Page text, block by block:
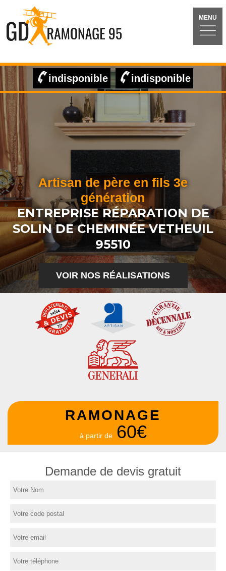
MENU
indisponible indisponible
Artisan de père en fils 3e
génération
ENTREPRISE RÉPARATION DE
SOLIN DE CHEMINÉE VETHEUIL
95510
VOIR NOS RÉALISATIONS
RAMONAGE
à partir de 60€
Demande de devis gratuit